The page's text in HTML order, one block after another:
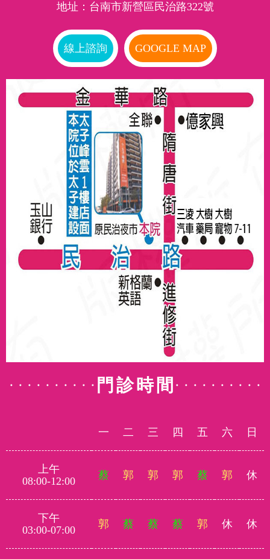
地址：台南市新營區民治路322號
線上諮詢 GOOGLE MAP
門診時間
一 二 三 四 五 六 日
上午
08:00-12:00
蔡 郭 郭 郭 蔡 郭 休
下午
03:00-07:00
郭 蔡 蔡 蔡 郭 休 休